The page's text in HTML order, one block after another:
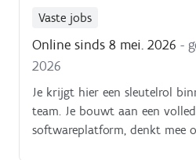
Vaste jobs
Online sinds 8 mei. 2026 -
2026
Je krijgt hier een sleutelrol
team. Je bouwt aan een
softwareplatform, denkt mee